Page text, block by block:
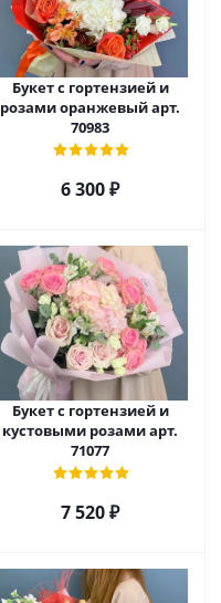
Букет с гортензией и
розами оранжевый арт.
70983
6 300₽
Букет с гортензией и
кустовыми розами арт.
71077
7 520₽